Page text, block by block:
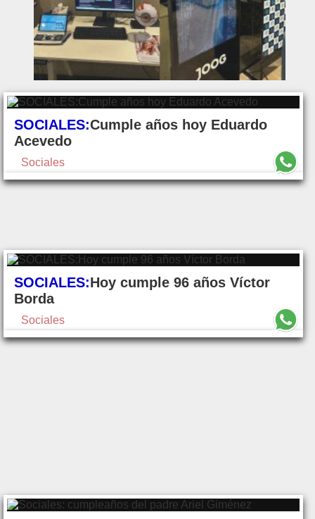
SOCIALES:Cumple años hoy Eduardo
Acevedo
Sociales
SOCIALES:Hoy cumple 96 años Víctor
Borda
Sociales